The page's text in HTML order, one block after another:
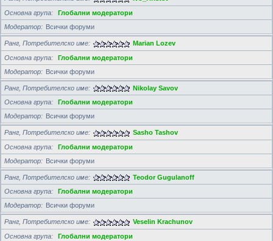
Основна група
Глобални модератори
Модератор
Всички форуми
Ранг, Потребителско име
Marian Lozev
Основна група
Глобални модератори
Модератор
Всички форуми
Ранг, Потребителско име
Nikolay Savov
Основна група
Глобални модератори
Модератор
Всички форуми
Ранг, Потребителско име
Sasho Tashov
Основна група
Глобални модератори
Модератор
Всички форуми
Ранг, Потребителско име
Teodor Gugulanoff
Основна група
Глобални модератори
Модератор
Всички форуми
Ранг, Потребителско име
Veselin Krachunov
Основна група
Глобални модератори